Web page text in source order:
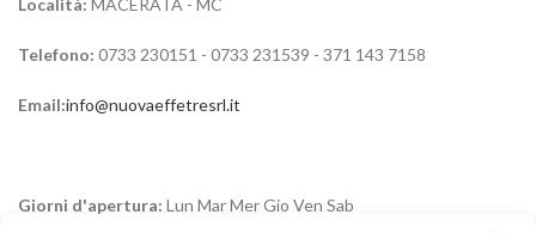
Telefono: 0733 230151 - 0733 231539 - 371 143 7158
Email:info@nuovaeffetresrl.it
Giorni d'apertura: Lun Mar Mer Gio Ven Sab